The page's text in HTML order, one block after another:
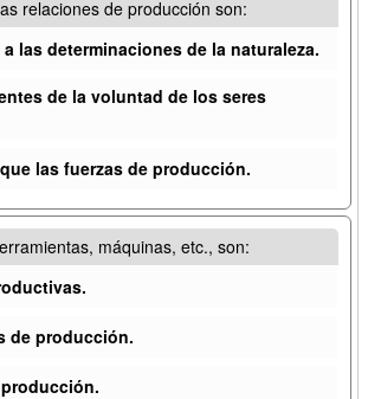
relaciones de producción son:
las determinaciones de la naturaleza.
de la voluntad de los seres
las fuerzas de producción.
máquinas, etc., son:
de producción.